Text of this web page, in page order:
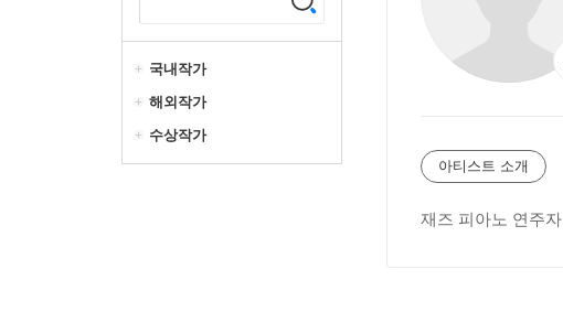
국내작가
해외작가
수상작가
아티스트 소개
재즈 피아노 연주자